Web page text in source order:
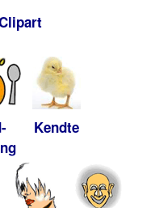
Kendte